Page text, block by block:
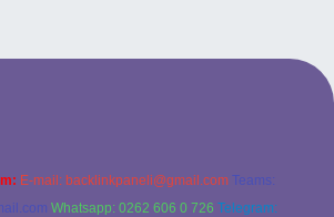
E-mail: backlinkpaneli@gmail.com Teams:
Whatsapp: 0262 606 0 726 Telegram: